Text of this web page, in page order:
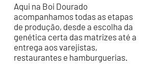
Aqui na Boi Dourado
acompanhamos todas as etapas
de produção, desde a escolha da
genética certa das matrizes até a
entrega aos varejistas,
restaurantes e hamburguerias.